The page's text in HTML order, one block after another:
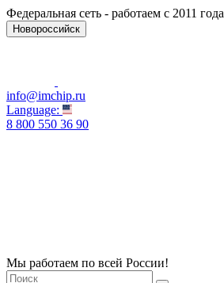
Федеральная сеть - работаем с 2011 года
Новороссийск
info@imchip.ru
Language:
8 800 550 36 90
Мы работаем по всей России!